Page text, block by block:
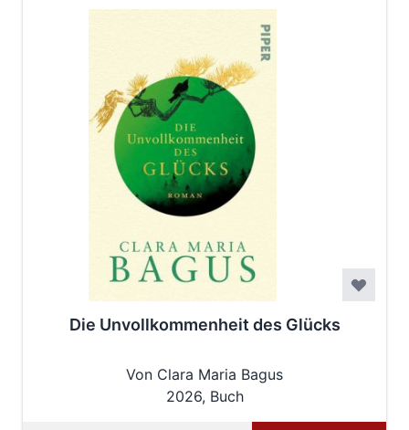
Die Unvollkommenheit des Glücks
Von Clara Maria Bagus
2026, Buch